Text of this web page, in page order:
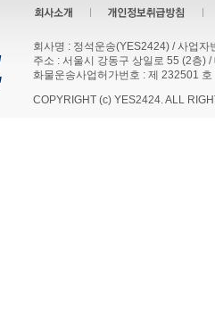
회사명 : 정석운송(YES2424) / 사업
주소 : 서울시 강동구 상일로 55 (2층)
화물운송사업허가번호 : 제 232501 호
COPYRIGHT (c) YES2424. ALL